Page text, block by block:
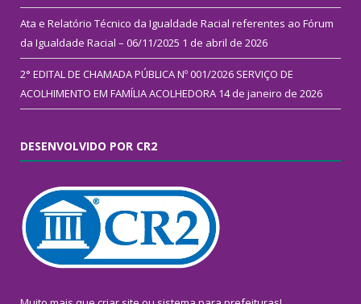
Ata e Relatório Técnico da Igualdade Racial referentes ao Fórum
da Igualdade Racial – 06/11/2025 1 de abril de 2026
2° EDITAL DE CHAMADA PÚBLICA Nº 001/2026 SERVIÇO DE
ACOLHIMENTO EM FAMÍLIA ACOLHEDORA 14 de janeiro de 2026
DESENVOLVIDO POR CR2